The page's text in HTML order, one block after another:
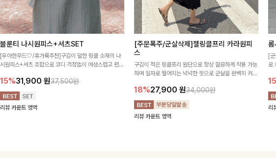
블룬티 나시원피스+셔츠SET
[우아한무드🤍/휴가룩추천]구김이 덜한 링클 소재의 나
시원피스+셔츠 조합으로 코디 걱정없이 여성스럽고 편안
15%31,900 원37,500원
리뷰 카운트 영역
[주문폭주/군살삭제]젤링클프리 카라원피
스
구김이 적은 링클프리 원단으로 항상 깔끔하게 착용 가능
하며 일자로 떨어지는 넉넉한 핏으로 군살을 완벽히 커버
18%27,900 원34,000원
리뷰 카운트 영역
롬
[
로
리